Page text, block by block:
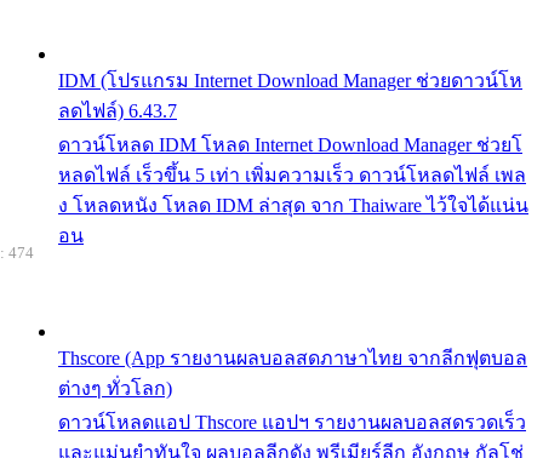
IDM (โปรแกรม Internet Download Manager ช่วยดาวน์โห
ลดไฟล์) 6.43.7
ดาวน์โหลด IDM โหลด Internet Download Manager ช่วยโ
หลดไฟล์ เร็วขึ้น 5 เท่า เพิ่มความเร็ว ดาวน์โหลดไฟล์ เพล
ง โหลดหนัง โหลด IDM ล่าสุด จาก Thaiware ไว้ใจได้แน่น
อน
Thscore (App รายงานผลบอลสดภาษาไทย จากลีกฟุตบอล
ต่างๆ ทั่วโลก)
ดาวน์โหลดแอป Thscore แอปฯ รายงานผลบอลสดรวดเร็ว
และแม่นยำทันใจ ผลบอลลีกดัง พรีเมียร์ลีก อังกฤษ กัลโช่
474